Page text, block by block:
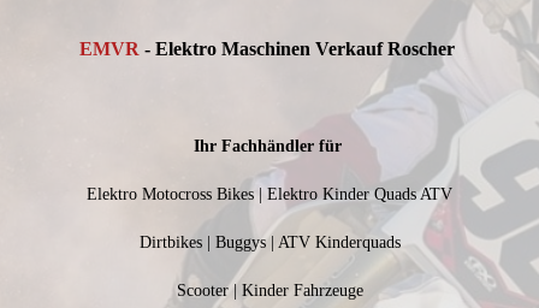
EMVR - Elektro Maschinen Verkauf Roscher
Ihr Fachhändler für
Elektro Motocross Bikes | Elektro Kinder Quads ATV
Dirtbikes | Buggys | ATV Kinderquads
Scooter | Kinder Fahrzeuge